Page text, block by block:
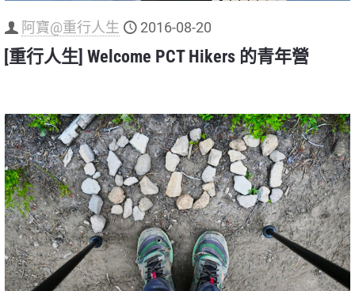
阿寶@重行人生 2016-08-20
[重行人生] Welcome PCT Hikers 的青年營